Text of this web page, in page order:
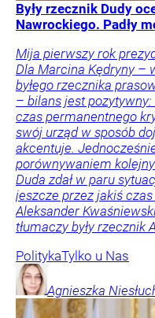
Były rzecznik Dudy
Nawrockiego. Padły
Mija pierwszy rok
Dla Marcina Kędryny –
byłego rzecznika
– bilans jest
czas permanentnego
swój urząd w sposób
akcentuje.
porównywaniem
Duda zdał w paru
jeszcze przez jakiś
Aleksander
tłumaczy były rzecznik
PolitykaTylko u Nas
Agnieszka